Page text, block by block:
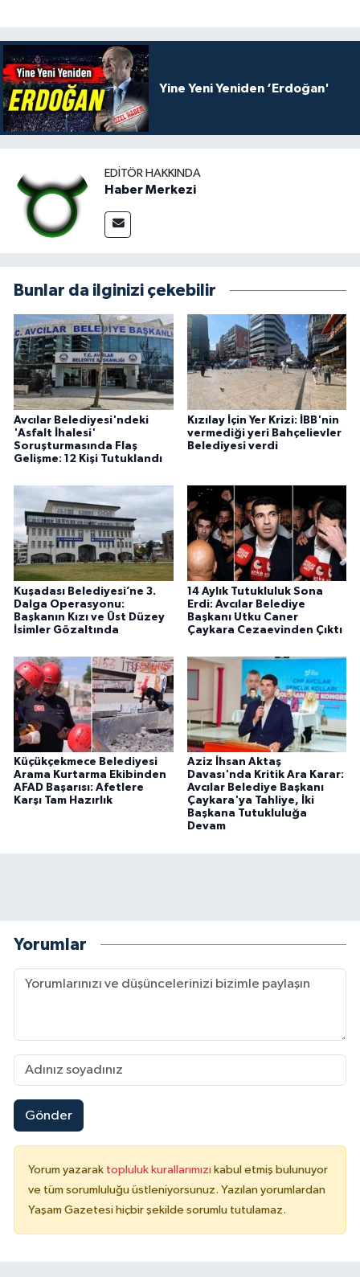
Yine Yeni Yeniden ‘Erdoğan'
EDITÖR HAKKINDA
Haber Merkezi
Bunlar da ilginizi çekebilir
Avcılar Belediyesi'ndeki
'Asfalt İhalesi'
Soruşturmasında Flaş
Gelişme: 12 Kişi Tutuklandı
Kızılay İçin Yer Krizi: İBB'nin
vermediği yeri Bahçelievler
Belediyesi verdi
Kuşadası Belediyesi’ne 3.
Dalga Operasyonu:
Başkanın Kızı ve Üst Düzey
İsimler Gözaltında
14 Aylık Tutukluluk Sona
Erdi: Avcılar Belediye
Başkanı Utku Caner
Çaykara Cezaevinden Çıktı
Küçükçekmece Belediyesi
Arama Kurtarma Ekibinden
AFAD Başarısı: Afetlere
Karşı Tam Hazırlık
Aziz İhsan Aktaş
Davası'nda Kritik Ara Karar:
Avcılar Belediye Başkanı
Çaykara'ya Tahliye, İki
Başkana Tutukluluğa
Devam
Yorumlar
Gönder
Yorum yazarak topluluk kurallarımızı kabul etmiş bulunuyor
ve tüm sorumluluğu üstleniyorsunuz. Yazılan yorumlardan
Yaşam Gazetesi hiçbir şekilde sorumlu tutulamaz.